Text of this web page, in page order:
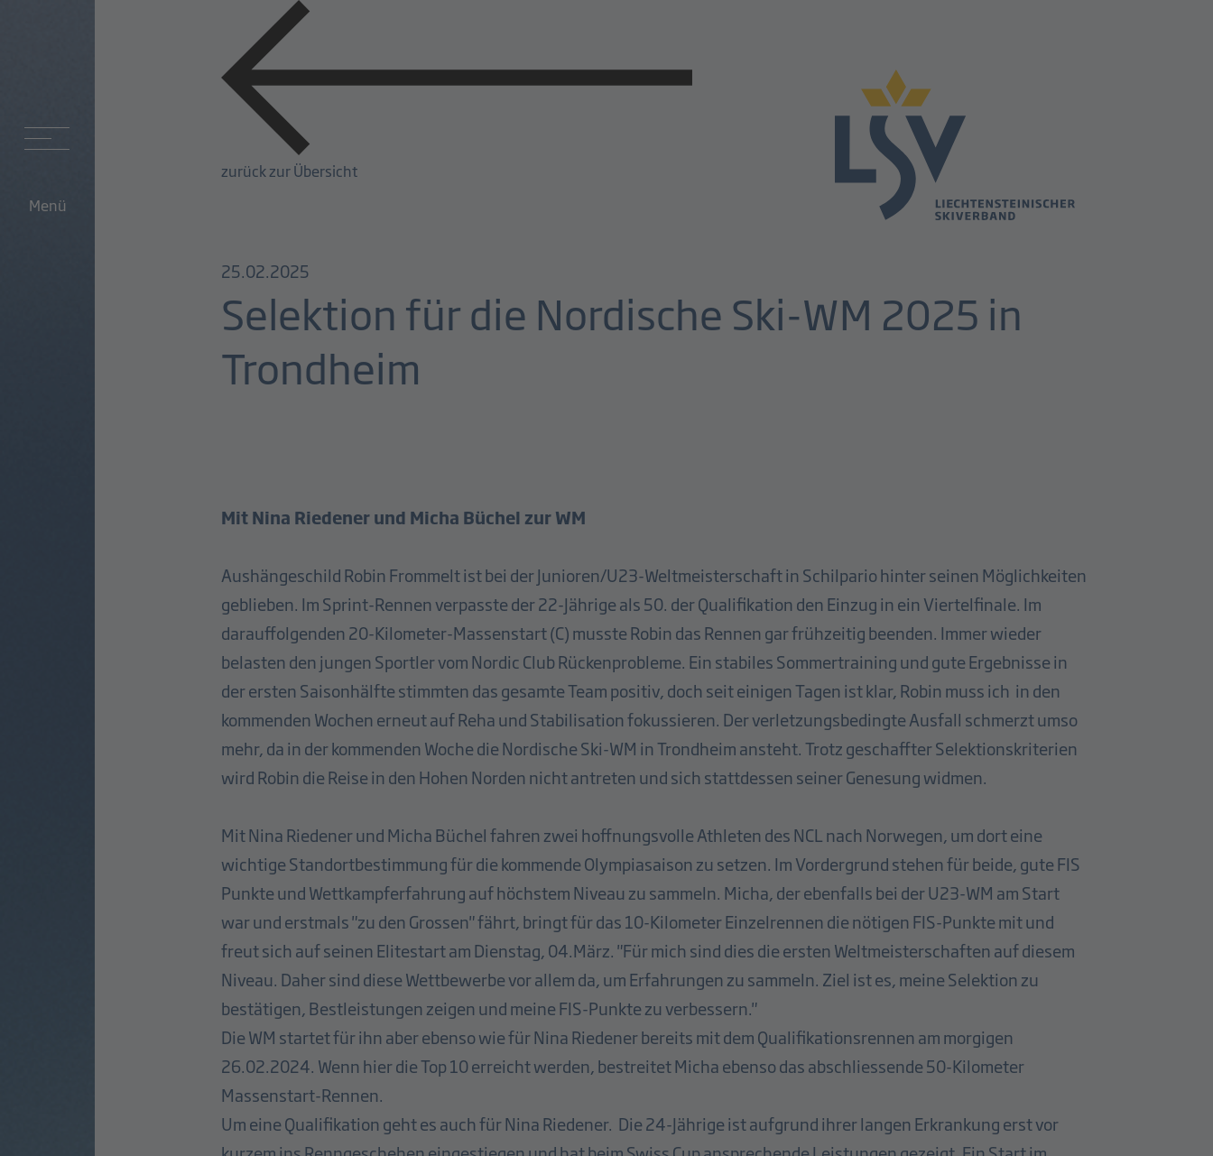
Menü
zurück zur Übersicht
25.02.2025
Selektion für die Nordische Ski-WM 2025 in
Trondheim
Mit Nina Riedener und Micha Büchel zur WM
Aushängeschild Robin Frommelt ist bei der Junioren/U23-Weltmeisterschaft in Schilpario hinter seinen Möglichkeiten
geblieben. Im Sprint-Rennen verpasste der 22-Jährige als 50. der Qualifikation den Einzug in ein Viertelfinale. Im
darauffolgenden 20-Kilometer-Massenstart (C) musste Robin das Rennen gar frühzeitig beenden. Immer wieder
belasten den jungen Sportler vom Nordic Club Rückenprobleme. Ein stabiles Sommertraining und gute Ergebnisse in
der ersten Saisonhälfte stimmten das gesamte Team positiv, doch seit einigen Tagen ist klar, Robin muss ich in den
kommenden Wochen erneut auf Reha und Stabilisation fokussieren. Der verletzungsbedingte Ausfall schmerzt umso
mehr, da in der kommenden Woche die Nordische Ski-WM in Trondheim ansteht. Trotz geschaffter Selektionskriterien
wird Robin die Reise in den Hohen Norden nicht antreten und sich stattdessen seiner Genesung widmen.
Mit Nina Riedener und Micha Büchel fahren zwei hoffnungsvolle Athleten des NCL nach Norwegen, um dort eine
wichtige Standortbestimmung für die kommende Olympiasaison zu setzen. Im Vordergrund stehen für beide, gute FIS
Punkte und Wettkampferfahrung auf höchstem Niveau zu sammeln. Micha, der ebenfalls bei der U23-WM am Start
war und erstmals "zu den Grossen" fährt, bringt für das 10-Kilometer Einzelrennen die nötigen FIS-Punkte mit und
freut sich auf seinen Elitestart am Dienstag, 04.März. "Für mich sind dies die ersten Weltmeisterschaften auf diesem
Niveau. Daher sind diese Wettbewerbe vor allem da, um Erfahrungen zu sammeln. Ziel ist es, meine Selektion zu
bestätigen, Bestleistungen zeigen und meine FIS-Punkte zu verbessern."
Die WM startet für ihn aber ebenso wie für Nina Riedener bereits mit dem Qualifikationsrennen am morgigen
26.02.2024. Wenn hier die Top 10 erreicht werden, bestreitet Micha ebenso das abschliessende 50-Kilometer
Massenstart-Rennen.
Um eine Qualifikation geht es auch für Nina Riedener. Die 24-Jährige ist aufgrund ihrer langen Erkrankung erst vor